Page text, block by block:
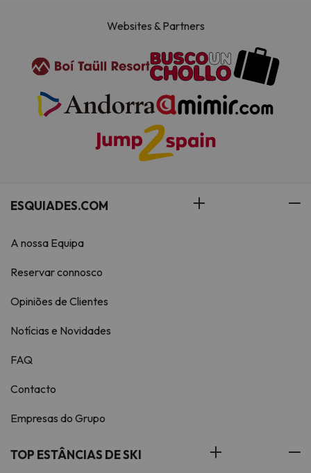
Websites & Partners
ESQUIADES.COM
A nossa Equipa
Reservar connosco
Opiniões de Clientes
Notícias e Novidades
FAQ
Contacto
Empresas do Grupo
TOP ESTÂNCIAS DE SKI